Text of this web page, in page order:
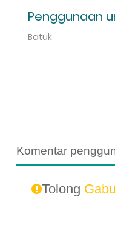
Penggunaan
Batuk
Komentar
Tolong